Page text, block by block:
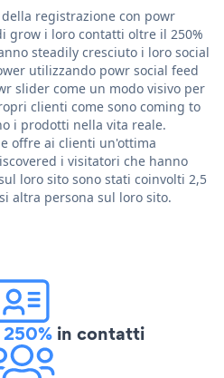
registrazione con powr
grow i loro contatti oltre il 250%
steadily cresciuto i loro social
utilizzando powr social feed
slider come un modo visivo per
clienti come sono coming to
i prodotti nella vita reale.
offre ai clienti un'ottima
i visitatori che hanno
loro sito sono stati coinvolti 2,5
altra persona sul loro sito.
in contatti